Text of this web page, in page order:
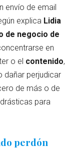
envío de email
explica Lidia
de negocio de
en
o el contenido,
dañar perjudicar
de más o de
para
perdón